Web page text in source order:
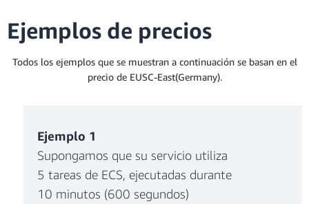
Ejemplos de precios
Todos los ejemplos que se muestran a continuación se basan en el
precio de EUSC-East(Germany).
Ejemplo 1
Supongamos que su servicio utiliza
5 tareas de ECS, ejecutadas durante
10 minutos (600 segundos)